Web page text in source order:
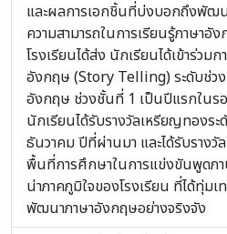
และผลการเอกชิ้นที่บ่งบอกถึงพัฒ
ความสามารถในการเรียนรู้ภาษาอั
โรงเรียนได้ส่ง นักเรียนได้เข้าร่วม
อังกฤษ (Story Telling) ระดับช่ว
อังกฤษ ช่วงชั้นที่ 1 เป็นปีแรกในร
นักเรียนได้รับรางวัลเหรียญทองร
ธันวาคม ปีที่ผ่านมา และได้รับรางวั
พื้นที่การศึกษาในการแข่งขันพูดภ
น่าภาคภูมิใจของโรงเรียน ที่ได้ทุ่มเ
พัฒนาภาษาอังกฤษอย่างจริงจัง